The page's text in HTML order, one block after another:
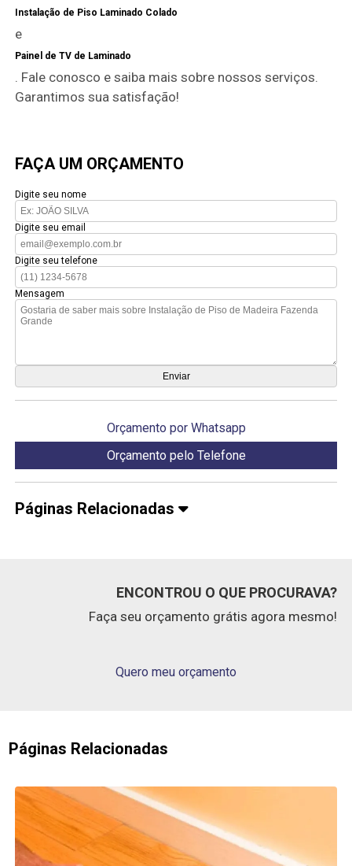
Instalação de Piso Laminado Colado
e
Painel de TV de Laminado
. Fale conosco e saiba mais sobre nossos serviços.
Garantimos sua satisfação!
FAÇA UM ORÇAMENTO
Digite seu nome
Digite seu email
Digite seu telefone
Mensagem
Orçamento por Whatsapp
Orçamento pelo Telefone
Páginas Relacionadas
ENCONTROU O QUE PROCURAVA?
Faça seu orçamento grátis agora mesmo!
Quero meu orçamento
Páginas Relacionadas